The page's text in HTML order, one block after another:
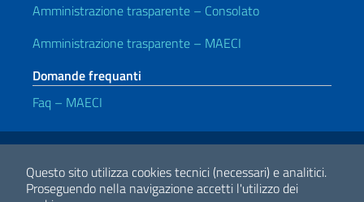
Questo sito utilizza cookies tecnici (necessari) e analitici.
Proseguendo nella navigazione accetti l'utilizzo dei
Amministrazione trasparente – Consolato
Amministrazione trasparente – MAECI
Domande frequanti
Faq – MAECI
Link Utili